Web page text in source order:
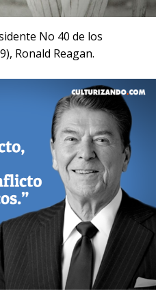
No 40 de los
Ronald Reagan.